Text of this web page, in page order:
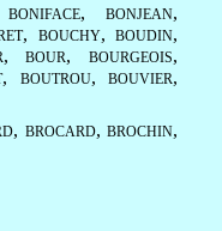
BONIFACE,BONJEAN,
, BOUCHY,BOUDIN,
,BOUR,BOURGEOIS,
, BOUTROU,BOUVIER,
, BROCARD,BROCHIN,